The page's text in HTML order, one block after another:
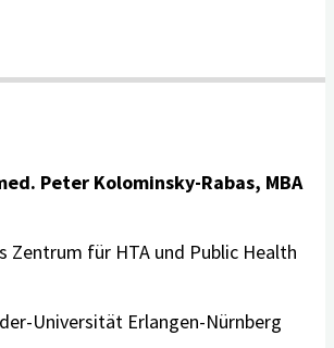
Peter Kolominsky-Rabas, MBA
Zentrum für HTA und Public Health
Universität Erlangen-Nürnberg